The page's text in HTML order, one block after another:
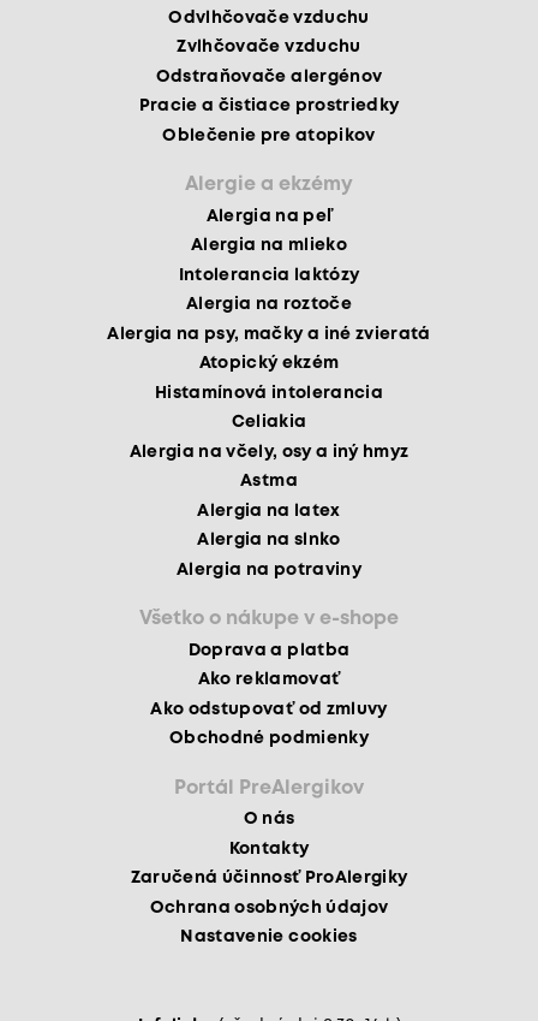
Odvlhčovače vzduchu
Zvlhčovače vzduchu
Odstraňovače alergénov
Pracie a čistiace prostriedky
Oblečenie pre atopikov
Alergie a ekzémy
Alergia na peľ
Alergia na mlieko
Intolerancia laktózy
Alergia na roztoče
Alergia na psy, mačky a iné zvieratá
Atopický ekzém
Histamínová intolerancia
Celiakia
Alergia na včely, osy a iný hmyz
Astma
Alergia na latex
Alergia na slnko
Alergia na potraviny
Všetko o nákupe v e-shope
Doprava a platba
Ako reklamovať
Ako odstupovať od zmluvy
Obchodné podmienky
Portál PreAlergikov
O nás
Kontakty
Zaručená účinnosť ProAlergiky
Ochrana osobných údajov
Nastavenie cookies